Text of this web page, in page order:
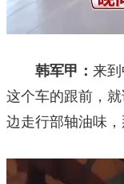
韩军甲： 来
这个车的跟前，
边走行部轴油味，